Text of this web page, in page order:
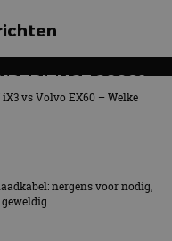
2026?
september
vs Volvo EX60 – Welke
nergens voor nodig,